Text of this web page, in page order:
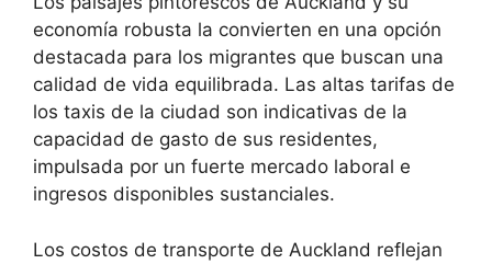
economía robusta la convierten en una opción
destacada para los migrantes que buscan una
calidad de vida equilibrada. Las altas tarifas de
los taxis de la ciudad son indicativas de la
capacidad de gasto de sus residentes,
impulsada por un fuerte mercado laboral e
ingresos disponibles sustanciales.
Los costos de transporte de Auckland reflejan